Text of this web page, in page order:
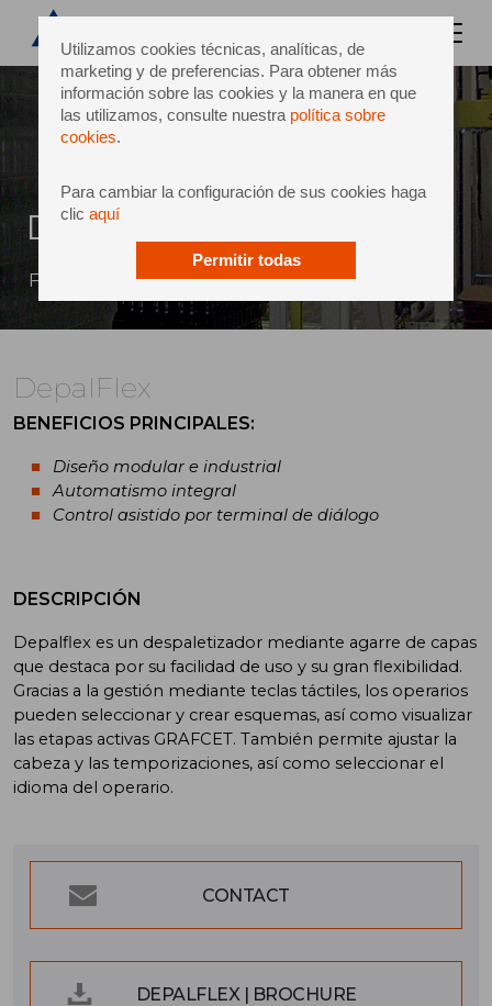
Utilizamos cookies técnicas, analíticas, de
marketing y de preferencias. Para obtener más
información sobre las cookies y la manera en que
las utilizamos, consulte nuestra política sobre
cookies.
Para cambiar la configuración de sus cookies haga
clic aquí
Permitir todas
DepalFlex
Facilidad de uso y flexible
DepalFlex
BENEFICIOS PRINCIPALES:
Diseño modular e industrial
Automatismo integral
Control asistido por terminal de diálogo
DESCRIPCIÓN
Depalflex es un despaletizador mediante agarre de capas
que destaca por su facilidad de uso y su gran flexibilidad.
Gracias a la gestión mediante teclas táctiles, los operarios
pueden seleccionar y crear esquemas, así como visualizar
las etapas activas GRAFCET. También permite ajustar la
cabeza y las temporizaciones, así como seleccionar el
idioma del operario.
CONTACT
DEPALFLEX | BROCHURE